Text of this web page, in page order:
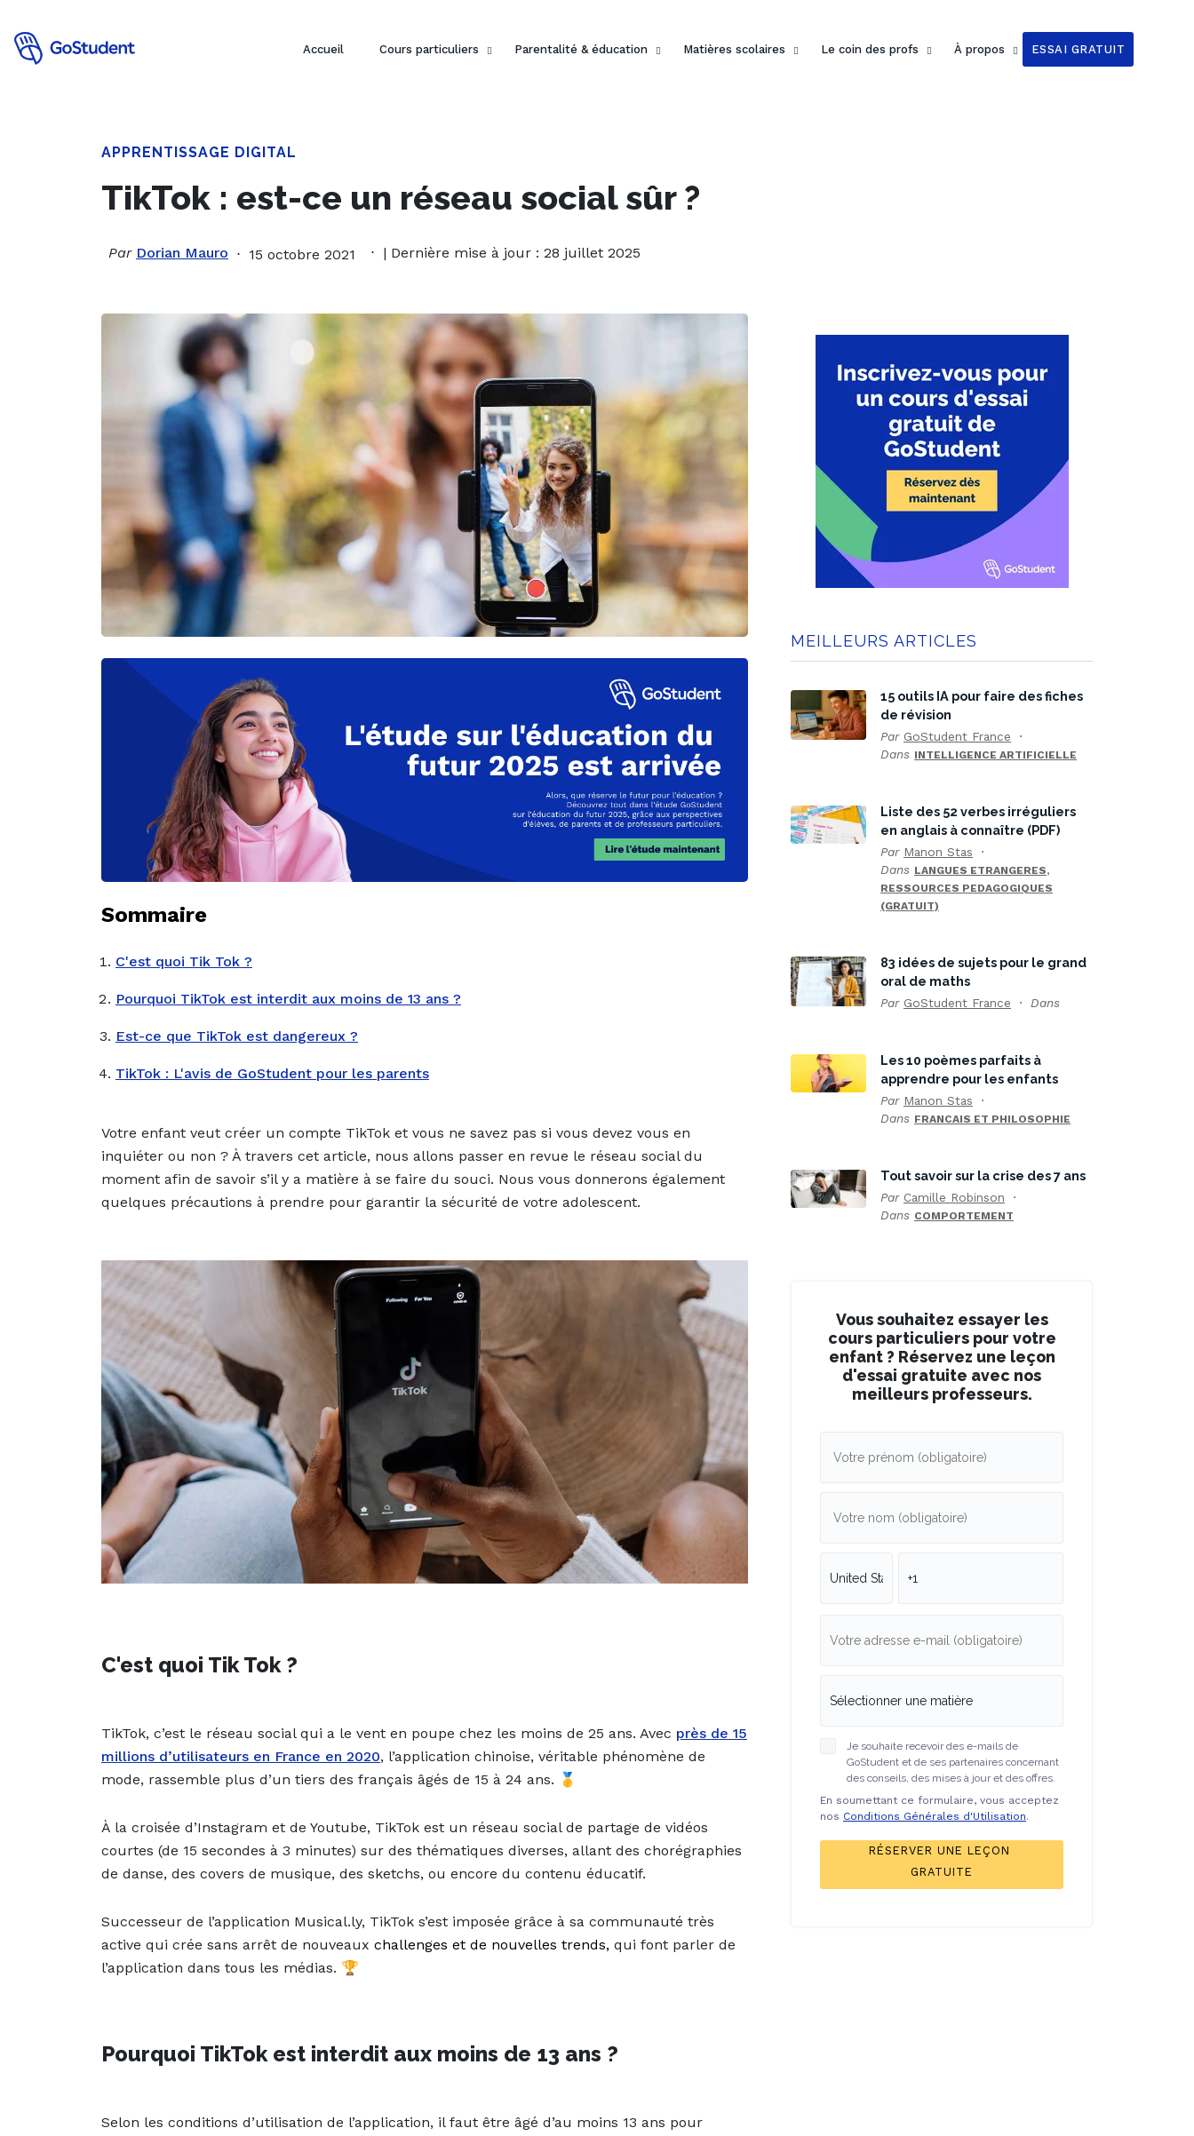
Accueil Cours particuliers Parentalité & éducation Matières scolaires Le coin des profs À propos ESSAI GRATUIT
APPRENTISSAGE DIGITAL
TikTok : est-ce un réseau social sûr ?
Par Dorian Mauro 15 octobre 2021 | Dernière mise à jour : 28 juillet 2025
Sommaire
C'est quoi Tik Tok ?
Pourquoi TikTok est interdit aux moins de 13 ans ?
Est-ce que TikTok est dangereux ?
TikTok : L'avis de GoStudent pour les parents
Votre enfant veut créer un compte TikTok et vous ne savez pas si vous devez vous en
inquiéter ou non ? À travers cet article, nous allons passer en revue le réseau social du
moment afin de savoir s’il y a matière à se faire du souci. Nous vous donnerons également
quelques précautions à prendre pour garantir la sécurité de votre adolescent.
C'est quoi Tik Tok ?
TikTok, c’est le réseau social qui a le vent en poupe chez les moins de 25 ans. Avec près de 15
millions d’utilisateurs en France en 2020, l’application chinoise, véritable phénomène de
mode, rassemble plus d’un tiers des français âgés de 15 à 24 ans. 🥇
À la croisée d’Instagram et de Youtube, TikTok est un réseau social de partage de vidéos
courtes (de 15 secondes à 3 minutes) sur des thématiques diverses, allant des chorégraphies
de danse, des covers de musique, des sketchs, ou encore du contenu éducatif.
Successeur de l’application Musical.ly, TikTok s’est imposée grâce à sa communauté très
active qui crée sans arrêt de nouveaux challenges et de nouvelles trends, qui font parler de
l’application dans tous les médias. 🏆
Pourquoi TikTok est interdit aux moins de 13 ans ?
Selon les conditions d’utilisation de l’application, il faut être âgé d’au moins 13 ans pour
MEILLEURS ARTICLES
15 outils IA pour faire des fiches
de révision
Par GoStudent France
Dans INTELLIGENCE ARTIFICIELLE
Liste des 52 verbes irréguliers
en anglais à connaître (PDF)
Par Manon Stas
Dans LANGUES ETRANGERES,
RESSOURCES PEDAGOGIQUES
(GRATUIT)
83 idées de sujets pour le grand
oral de maths
Par GoStudent France Dans
Les 10 poèmes parfaits à
apprendre pour les enfants
Par Manon Stas
Dans FRANCAIS ET PHILOSOPHIE
Tout savoir sur la crise des 7 ans
Par Camille Robinson
Dans COMPORTEMENT
Vous souhaitez essayer les
cours particuliers pour votre
enfant ? Réservez une leçon
d'essai gratuite avec nos
meilleurs professeurs.
Je souhaite recevoir des e-mails de
GoStudent et de ses partenaires concernant
des conseils, des mises à jour et des offres.
En soumettant ce formulaire, vous acceptez
nos Conditions Générales d'Utilisation.